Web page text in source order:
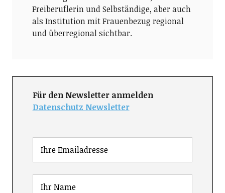
Freiberuflerin und Selbständige, aber auch
als Institution mit Frauenbezug regional
und überregional sichtbar.
Für den Newsletter anmelden
Datenschutz Newsletter